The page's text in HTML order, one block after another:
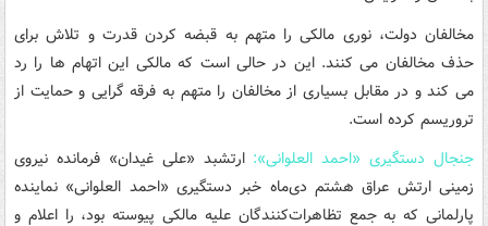
مخالفان دولت، نوری مالکی را متهم به قبضه کردن قدرت و تلاش برای
حذف مخالفان می کنند. این در حالی است که مالکی این اتهام ها را رد
می کند و در مقابل بسیاری از مخالفان را متهم به فرقه گرایی و حمایت از
تروریسم کرده است.
جنجال دستگیری «احمد العلوانی»:ارتشبد «علی غیدان» فرمانده نیروی
زمینی ارتش عراق هشتم دی‌ماه خبر دستگیری «احمد العلوانی» نماینده
پارلمانی که به جمع تظاهرات‌کنندگان علیه مالکی پیوسته بود، را اعلام و